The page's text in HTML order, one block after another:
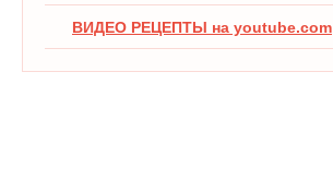
ВИДЕО РЕЦЕПТЫ на youtube.com